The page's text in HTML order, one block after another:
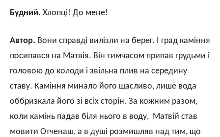
Будний. Хлопці! До мене!
Автор. Вони справді вилізли на берег. І град каміння
посипався на Матвія. Він тимчасом припав грудьми і
головою до колоди і звільна плив на середину
ставу. Каміння минало його щасливо, лише вода
оббризкала його зі всіх сторін. За кожним разом,
коли камінь падав біля нього в воду, Матвій став
мовити Отченаш, а в душі розмишляв над тим, що